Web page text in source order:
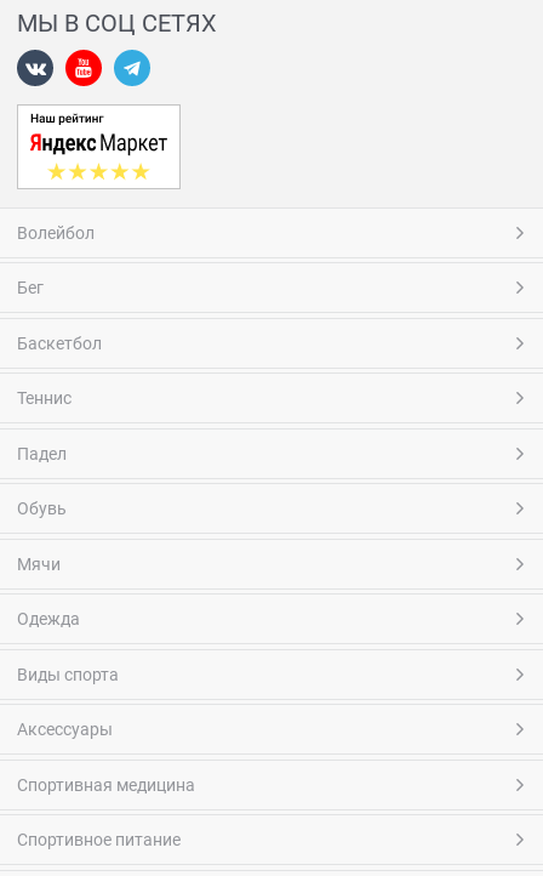
МЫ В СОЦ СЕТЯХ
Волейбол
Бег
Баскетбол
Теннис
Падел
Обувь
Мячи
Одежда
Виды спорта
Аксессуары
Спортивная медицина
Спортивное питание